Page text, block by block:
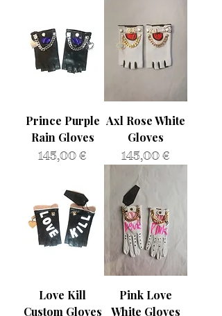
Prince Purple
Rain Gloves
Prezzo
145,00 €
Axl Rose White
Gloves
Prezzo
145,00 €
Love Kill
Custom Gloves
Pink Love
White Gloves